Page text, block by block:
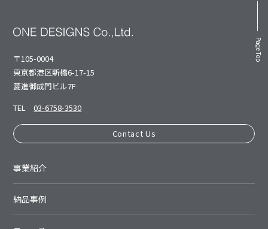
Page Top
〒105-0004
東京都港区新橋6-17-15
菱進御成⾨ビル7F
TEL
03-6758-3530
Contact Us
事業紹介
納品事例